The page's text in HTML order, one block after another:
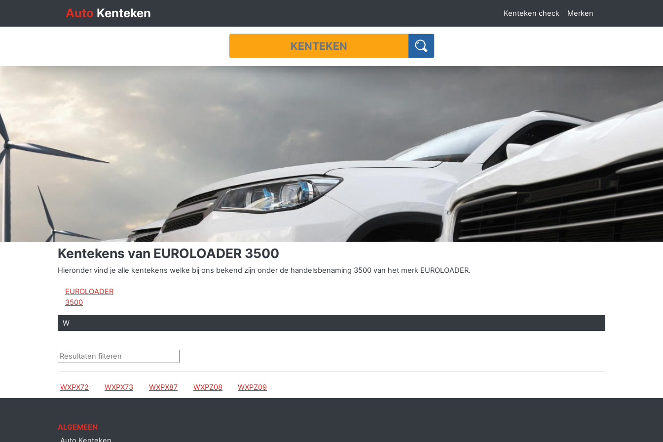
Auto Kenteken Kenteken check Merken
Kentekens van EUROLOADER 3500
Hieronder vind je alle kentekens welke bij ons bekend zijn onder de handelsbenaming 3500 van het merk EUROLOADER.
EUROLOADER
3500
W
WXPX72 WXPX73 WXPX87 WXPZ08 WXPZ09
ALGEMEEN